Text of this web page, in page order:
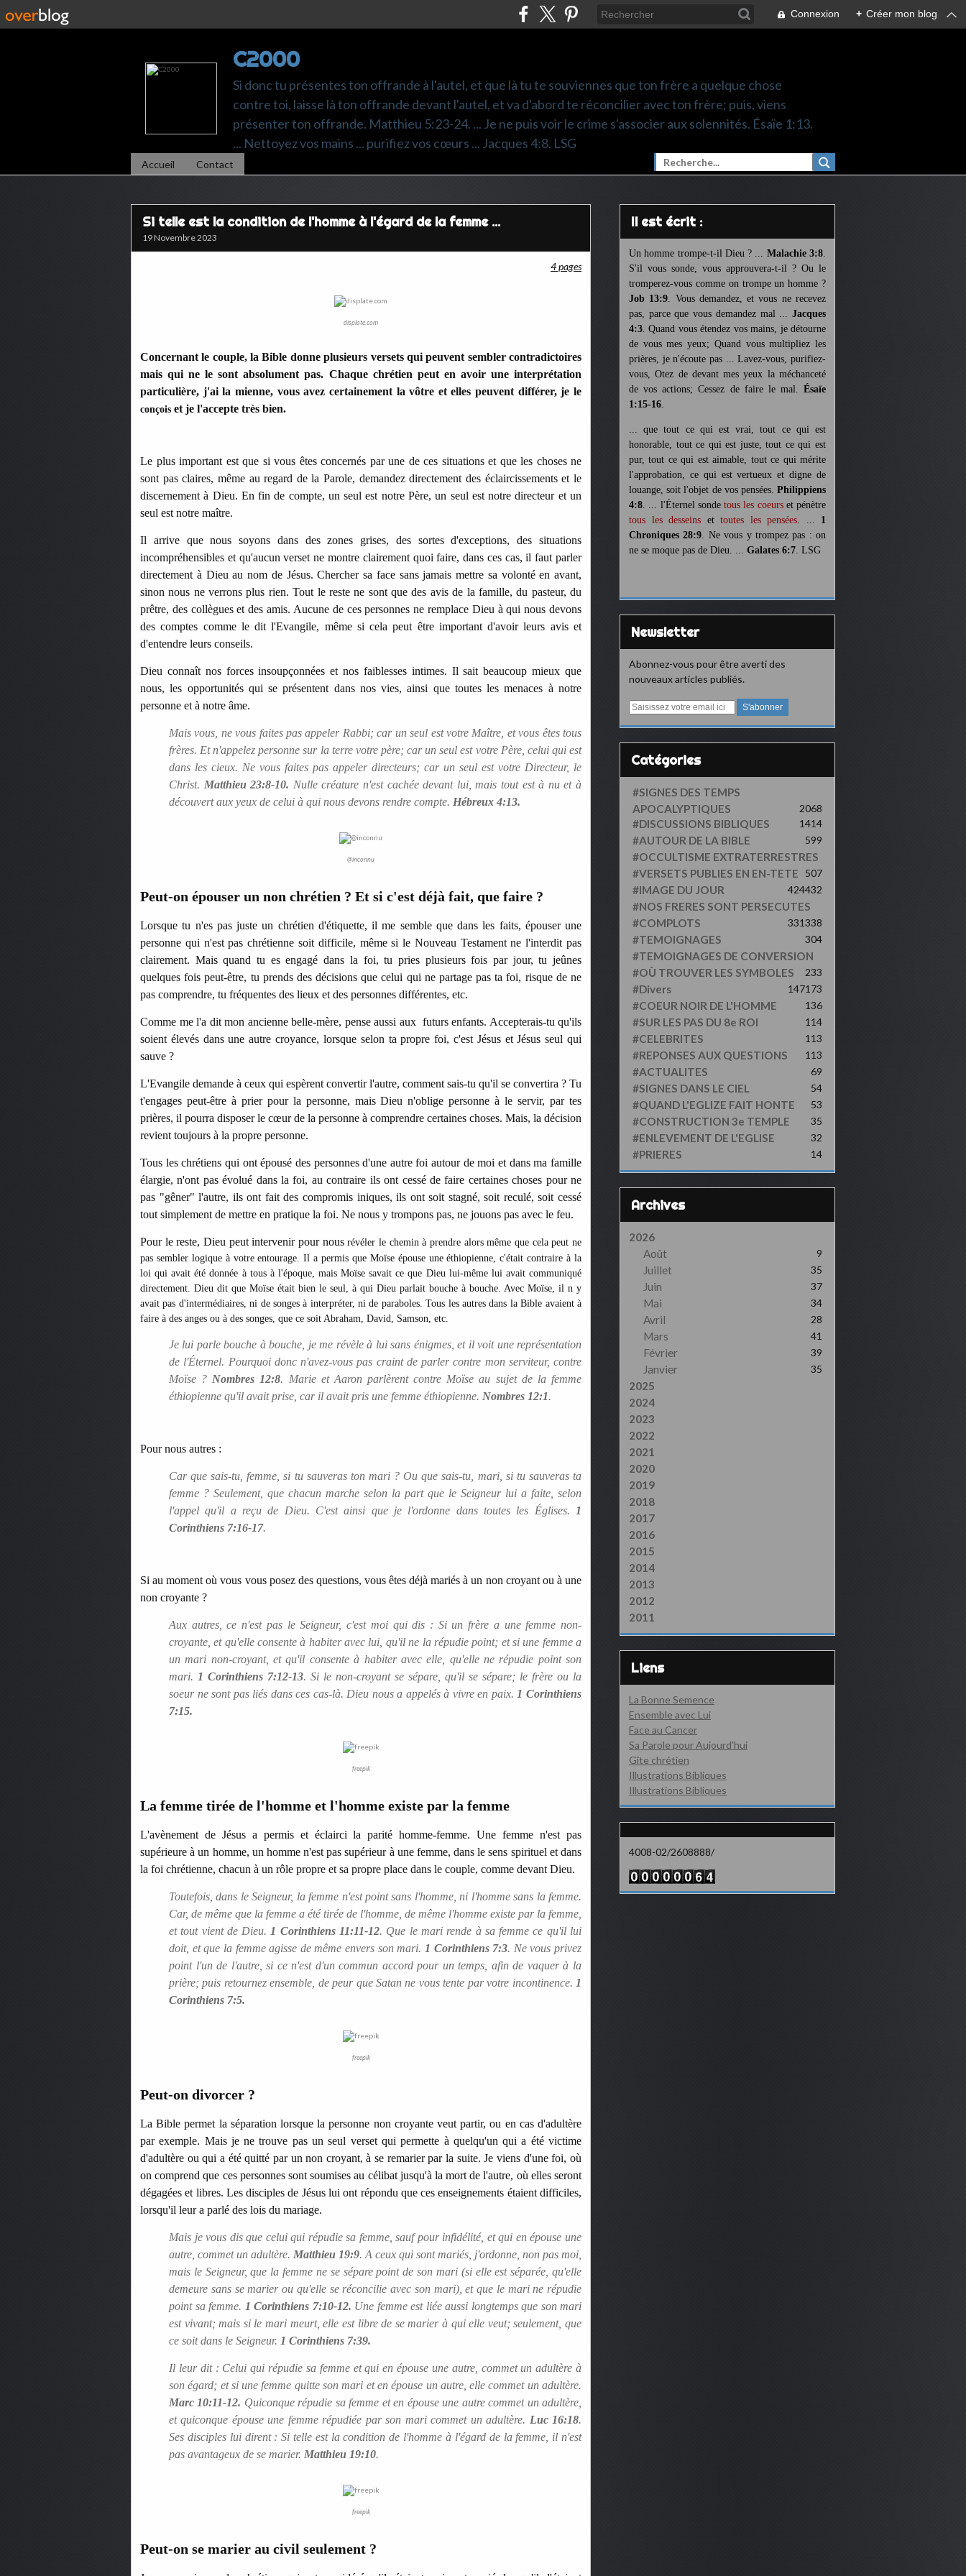
Connexion + Créer mon blog
C2000
Si donc tu présentes ton offrande à l'autel, et que là tu te souviennes que ton frère a quelque chose
contre toi, laisse là ton offrande devant l'autel, et va d'abord te réconcilier avec ton frère; puis, viens
présenter ton offrande. Matthieu 5:23-24. ... Je ne puis voir le crime s'associer aux solennités. Ésaïe 1:13.
... Nettoyez vos mains ... purifiez vos cœurs ... Jacques 4:8. LSG
Accueil Contact
Si telle est la condition de l'homme à l'égard de la femme ...
19 Novembre 2023
4 pages
displate.com
Concernant le couple, la Bible donne plusieurs versets qui peuvent sembler contradictoires
mais qui ne le sont absolument pas. Chaque chrétien peut en avoir une interprétation
particulière, j'ai la mienne, vous avez certainement la vôtre et elles peuvent différer, je le
conçois et je l'accepte très bien.
Le plus important est que si vous êtes concernés par une de ces situations et que les choses ne
sont pas claires, même au regard de la Parole, demandez directement des éclaircissements et le
discernement à Dieu. En fin de compte, un seul est notre Père, un seul est notre directeur et un
seul est notre maître.
Il arrive que nous soyons dans des zones grises, des sortes d'exceptions, des situations
incompréhensibles et qu'aucun verset ne montre clairement quoi faire, dans ces cas, il faut parler
directement à Dieu au nom de Jésus. Chercher sa face sans jamais mettre sa volonté en avant,
sinon nous ne verrons plus rien. Tout le reste ne sont que des avis de la famille, du pasteur, du
prêtre, des collègues et des amis. Aucune de ces personnes ne remplace Dieu à qui nous devons
des comptes comme le dit l'Evangile, même si cela peut être important d'avoir leurs avis et
d'entendre leurs conseils.
Dieu connaît nos forces insoupçonnées et nos faiblesses intimes. Il sait beaucoup mieux que
nous, les opportunités qui se présentent dans nos vies, ainsi que toutes les menaces à notre
personne et à notre âme.
Mais vous, ne vous faites pas appeler Rabbi; car un seul est votre Maître, et vous êtes tous
frères. Et n'appelez personne sur la terre votre père; car un seul est votre Père, celui qui est
dans les cieux. Ne vous faites pas appeler directeurs; car un seul est votre Directeur, le
Christ. Matthieu 23:8-10. Nulle créature n'est cachée devant lui, mais tout est à nu et à
découvert aux yeux de celui à qui nous devons rendre compte. Hébreux 4:13.
@inconnu
Peut-on épouser un non chrétien ? Et si c'est déjà fait, que faire ?
Lorsque tu n'es pas juste un chrétien d'étiquette, il me semble que dans les faits, épouser une
personne qui n'est pas chrétienne soit difficile, même si le Nouveau Testament ne l'interdit pas
clairement. Mais quand tu es engagé dans la foi, tu pries plusieurs fois par jour, tu jeûnes
quelques fois peut-être, tu prends des décisions que celui qui ne partage pas ta foi, risque de ne
pas comprendre, tu fréquentes des lieux et des personnes différentes, etc.
Comme me l'a dit mon ancienne belle-mère, pense aussi aux futurs enfants. Accepterais-tu qu'ils
soient élevés dans une autre croyance, lorsque selon ta propre foi, c'est Jésus et Jésus seul qui
sauve ?
L'Evangile demande à ceux qui espèrent convertir l'autre, comment sais-tu qu'il se convertira ? Tu
t'engages peut-être à prier pour la personne, mais Dieu n'oblige personne à le servir, par tes
prières, il pourra disposer le cœur de la personne à comprendre certaines choses. Mais, la décision
revient toujours à la propre personne.
Tous les chrétiens qui ont épousé des personnes d'une autre foi autour de moi et dans ma famille
élargie, n'ont pas évolué dans la foi, au contraire ils ont cessé de faire certaines choses pour ne
pas "gêner" l'autre, ils ont fait des compromis iniques, ils ont soit stagné, soit reculé, soit cessé
tout simplement de mettre en pratique la foi. Ne nous y trompons pas, ne jouons pas avec le feu.
Pour le reste, Dieu peut intervenir pour nousrévéler le chemin à prendre alors même que cela peut ne
pas sembler logique à votre entourage. Il a permis que Moïse épouse une éthiopienne, c'était contraire à la
loi qui avait été donnée à tous à l'époque, mais Moïse savait ce que Dieu lui-même lui avait communiqué
directement. Dieu dit que Moïse était bien le seul, à qui Dieu parlait bouche à bouche. Avec Moïse, il n y
avait pas d'intermédiaires, ni de songes à interpréter, ni de paraboles. Tous les autres dans la Bible avaient à
faire à des anges ou à des songes, que ce soit Abraham, David, Samson, etc.
Je lui parle bouche à bouche, je me révèle à lui sans énigmes, et il voit une représentation
de l'Éternel. Pourquoi donc n'avez-vous pas craint de parler contre mon serviteur, contre
Moïse ? Nombres 12:8. Marie et Aaron parlèrent contre Moïse au sujet de la femme
éthiopienne qu'il avait prise, car il avait pris une femme éthiopienne. Nombres 12:1.
Pour nous autres :
Car que sais-tu, femme, si tu sauveras ton mari ? Ou que sais-tu, mari, si tu sauveras ta
femme ? Seulement, que chacun marche selon la part que le Seigneur lui a faite, selon
l'appel qu'il a reçu de Dieu. C'est ainsi que je l'ordonne dans toutes les Églises.
1
Corinthiens 7:16-17.
Si au moment où vous vous posez des questions, vous êtes déjà mariés à un non croyant ou à une
non croyante ?
Aux autres, ce n'est pas le Seigneur, c'est moi qui dis : Si un frère a une femme non-
croyante, et qu'elle consente à habiter avec lui, qu'il ne la répudie point; et si une femme a
un mari non-croyant, et qu'il consente à habiter avec elle, qu'elle ne répudie point son
mari. 1 Corinthiens 7:12-13. Si le non-croyant se sépare, qu'il se sépare; le frère ou la
soeur ne sont pas liés dans ces cas-là. Dieu nous a appelés à vivre en paix. 1 Corinthiens
7:15.
freepik
La femme tirée de l'homme et l'homme existe par la femme
L'avènement de Jésus a permis et éclairci la parité homme-femme. Une femme n'est pas
supérieure à un homme, un homme n'est pas supérieur à une femme, dans le sens spirituel et dans
la foi chrétienne, chacun à un rôle propre et sa propre place dans le couple, comme devant Dieu.
Toutefois, dans le Seigneur, la femme n'est point sans l'homme, ni l'homme sans la femme.
Car, de même que la femme a été tirée de l'homme, de même l'homme existe par la femme,
et tout vient de Dieu. 1 Corinthiens 11:11-12. Que le mari rende à sa femme ce qu'il lui
doit, et que la femme agisse de même envers son mari. 1 Corinthiens 7:3. Ne vous privez
point l'un de l'autre, si ce n'est d'un commun accord pour un temps, afin de vaquer à la
prière; puis retournez ensemble, de peur que Satan ne vous tente par votre incontinence. 1
Corinthiens 7:5.
freepik
Peut-on divorcer ?
La Bible permet la séparation lorsque la personne non croyante veut partir, ou en cas d'adultère
par exemple. Mais je ne trouve pas un seul verset qui permette à quelqu'un qui a été victime
d'adultère ou qui a été quitté par un non croyant, à se remarier par la suite. Je viens d'une foi, où
on comprend que ces personnes sont soumises au célibat jusqu'à la mort de l'autre, où elles seront
dégagées et libres. Les disciples de Jésus lui ont répondu que ces enseignements étaient difficiles,
lorsqu'il leur a parlé des lois du mariage.
Mais je vous dis que celui qui répudie sa femme, sauf pour infidélité, et qui en épouse une
autre, commet un adultère. Matthieu 19:9. A ceux qui sont mariés, j'ordonne, non pas moi,
mais le Seigneur, que la femme ne se sépare point de son mari (si elle est séparée, qu'elle
demeure sans se marier ou qu'elle se réconcilie avec son mari), et que le mari ne répudie
point sa femme. 1 Corinthiens 7:10-12. Une femme est liée aussi longtemps que son mari
est vivant; mais si le mari meurt, elle est libre de se marier à qui elle veut; seulement, que
ce soit dans le Seigneur. 1 Corinthiens 7:39.
Il leur dit : Celui qui répudie sa femme et qui en épouse une autre, commet un adultère à
son égard; et si une femme quitte son mari et en épouse un autre, elle commet un adultère.
Marc 10:11-12. Quiconque répudie sa femme et en épouse une autre commet un adultère,
et quiconque épouse une femme répudiée par son mari commet un adultère. Luc 16:18.
Ses disciples lui dirent : Si telle est la condition de l'homme à l'égard de la femme, il n'est
pas avantageux de se marier. Matthieu 19:10.
freepik
Peut-on se marier au civil seulement ?
Il est écrit :
Un homme trompe-t-il Dieu ? ... Malachie 3:8.
S'il vous sonde, vous approuvera-t-il ? Ou le
tromperez-vous comme on trompe un homme ?
Job 13:9. Vous demandez, et vous ne recevez
pas, parce que vous demandez mal ... Jacques
4:3. Quand vous étendez vos mains, je détourne
de vous mes yeux; Quand vous multipliez les
prières, je n'écoute pas ... Lavez-vous, purifiez-
vous, Otez de devant mes yeux la méchanceté
de vos actions; Cessez de faire le mal. Ésaïe
1:15-16.
... que tout ce qui est vrai, tout ce qui est
honorable, tout ce qui est juste, tout ce qui est
pur, tout ce qui est aimable, tout ce qui mérite
l'approbation, ce qui est vertueux et digne de
louange, soit l'objet de vos pensées. Philippiens
4:8. ... l'Éternel sonde tous les coeurset pénètre
tous les desseins et toutes les pensées. ... 1
Chroniques 28:9. Ne vous y trompez pas : on
ne se moque pas de Dieu. ... Galates 6:7. LSG
Newsletter
Abonnez-vous pour être averti des
nouveaux articles publiés.
E
a
i
Catégories
#SIGNES DES TEMPS
APOCALYPTIQUES 2068
#DISCUSSIONS BIBLIQUES 1414
#AUTOUR DE LA BIBLE 599
#OCCULTISME EXTRATERRESTRES
507
#VERSETS PUBLIES EN EN-TETE
432
#IMAGE DU JOUR 424
#NOS FRERES SONT PERSECUTES
338
#COMPLOTS 331
#TEMOIGNAGES 304
#TEMOIGNAGES DE CONVERSION
233
#OÙ TROUVER LES SYMBOLES
173
#Divers 147
#COEUR NOIR DE L'HOMME 136
#SUR LES PAS DU 8e ROI 114
#CELEBRITES 113
#REPONSES AUX QUESTIONS 113
#ACTUALITES 69
#SIGNES DANS LE CIEL 54
#QUAND L'EGLIZE FAIT HONTE 53
#CONSTRUCTION 3e TEMPLE 35
#ENLEVEMENT DE L'EGLISE 32
#PRIERES 14
Archives
2026
Août
9
Juillet 35
Juin 37
Mai 34
Avril 28
Mars 41
Février 39
Janvier 35
2025
2024
2023
2022
2021
2020
2019
2018
2017
2016
2015
2014
2013
2012
2011
Liens
La Bonne Semence
Ensemble avec Lui
Face au Cancer
Sa Parole pour Aujourd'hui
Gîte chrétien
Illustrations Bibliques
Illustrations Bibliques
4008-02/2608888/